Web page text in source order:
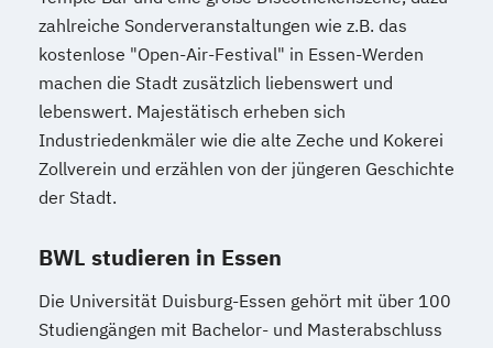
zahlreiche Sonderveranstaltungen wie z.B. das
kostenlose "Open-Air-Festival" in Essen-Werden
machen die Stadt zusätzlich liebenswert und
lebenswert. Majestätisch erheben sich
Industriedenkmäler wie die alte Zeche und Kokerei
Zollverein und erzählen von der jüngeren Geschichte
der Stadt.
BWL studieren in Essen
Die Universität Duisburg-Essen gehört mit über 100
Studiengängen mit Bachelor- und Masterabschluss